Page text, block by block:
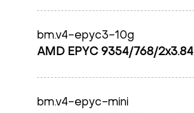
bm.v4-epyc3-10g
AMD EPYC 9354/768/
bm.v4-epyc-mini